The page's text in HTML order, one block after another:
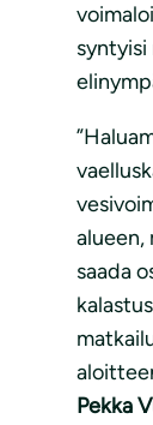
syntyisi
alueen,
saada
Pekka